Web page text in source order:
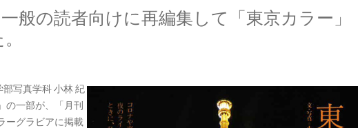
般の読者向けに再編集して「東京カラー」
写真学科 小林 紀
の一部が、「月刊
ーグラビアに掲載